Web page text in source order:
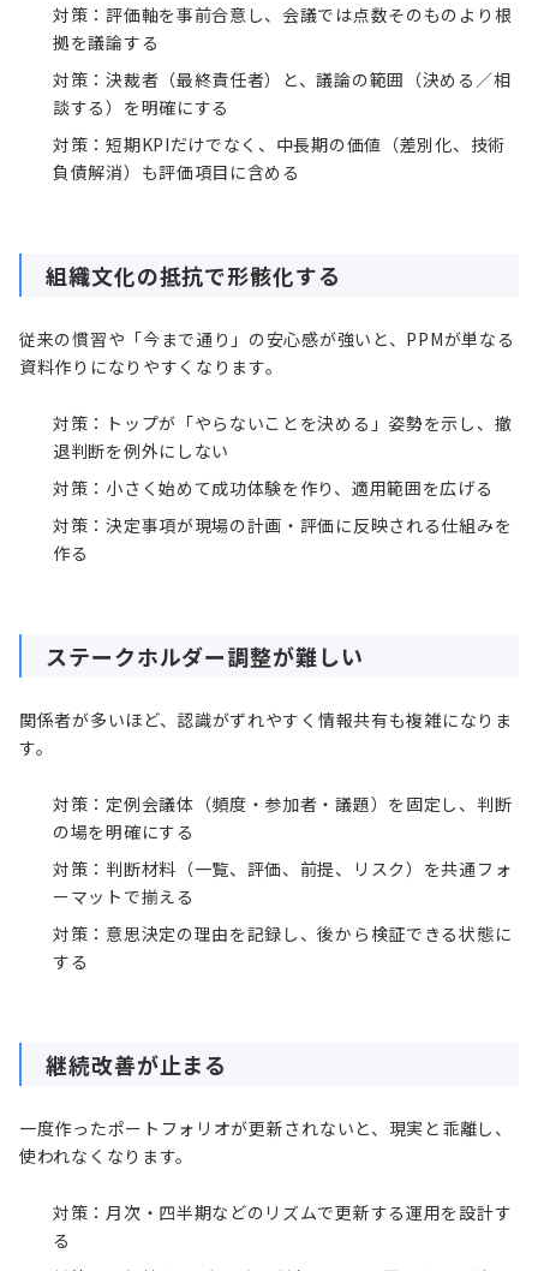
対策：評価軸を事前合意し、会議では点数そのものより根
拠を議論する
対策：決裁者（最終責任者）と、議論の範囲（決める／相
談する）を明確にする
対策：短期KPIだけでなく、中長期の価値（差別化、技術
負債解消）も評価項目に含める
組織文化の抵抗で形骸化する
従来の慣習や「今まで通り」の安心感が強いと、PPMが単なる
資料作りになりやすくなります。
対策：トップが「やらないことを決める」姿勢を示し、撤
退判断を例外にしない
対策：小さく始めて成功体験を作り、適用範囲を広げる
対策：決定事項が現場の計画・評価に反映される仕組みを
作る
ステークホルダー調整が難しい
関係者が多いほど、認識がずれやすく情報共有も複雑になりま
す。
対策：定例会議体（頻度・参加者・議題）を固定し、判断
の場を明確にする
対策：判断材料（一覧、評価、前提、リスク）を共通フォ
ーマットで揃える
対策：意思決定の理由を記録し、後から検証できる状態に
する
継続改善が止まる
一度作ったポートフォリオが更新されないと、現実と乖離し、
使われなくなります。
対策：月次・四半期などのリズムで更新する運用を設計す
る